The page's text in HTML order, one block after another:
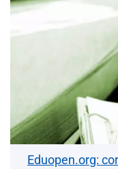
Eduopen.org: